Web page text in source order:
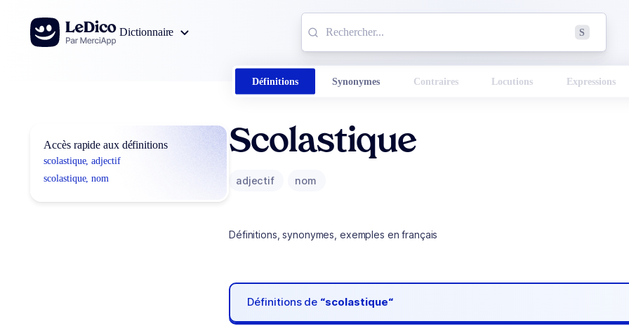
Aller au contenu
Dictionnaire
S
Définitions Synonymes Contraires Locutions Expressions
Accès rapide aux définitions
scolastique, adjectif
scolastique, nom
Scolastique
adjectif nom
Définitions, synonymes, exemples en français
Définitions de “scolastique“